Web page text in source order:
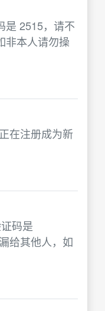
是 2515，请不
非本人请勿操
在注册成为新
码是
给其他人，如